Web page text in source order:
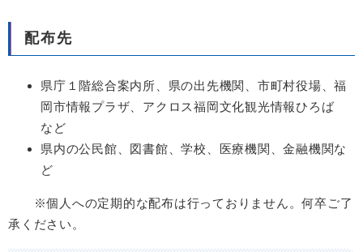
配布先
県庁１階総合案内所、県の出先機関、市町村役場、福
岡市情報プラザ、アクロス福岡文化観光情報ひろば
など
県内の公民館、図書館、学校、医療機関、金融機関な
ど
※個人への定期的な配布は行っておりません。何卒ご了
承ください。